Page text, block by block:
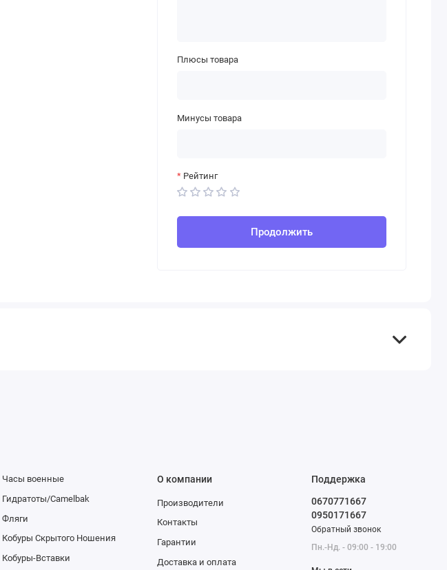
Плюсы товара
Минусы товара
Рейтинг
Продолжить
Часы военные
Гидратоты/Camelbak
Фляги
Кобуры Скрытого Ношения
Кобуры-Вставки
О компании
Производители
Контакты
Гарантии
Доставка и оплата
Поддержка
0670771667
0950171667
Обратный звонок
Пн.-Нд. - 09:00 - 19:00